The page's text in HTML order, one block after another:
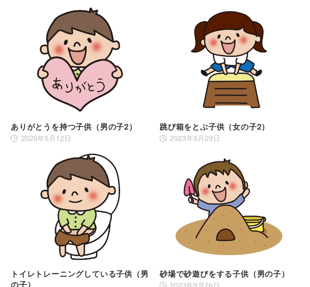
ありがとうを持つ子供（男の子2）
2020年5月12日
跳び箱をとぶ子供（女の子2）
2023年9月29日
トイレトレーニングしている子供（男
の子）
砂場で砂遊びをする子供（男の子）
2023年9月26日